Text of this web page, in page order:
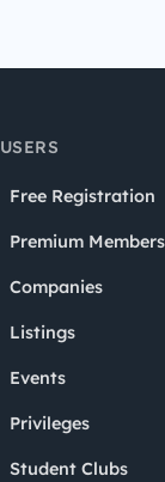
USERS
Free Registration
Premium
Companies
Listings
Events
Privileges
Student Clubs